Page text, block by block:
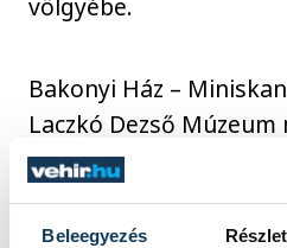
Beleegyezés
völgyébe.
Bakonyi Ház –
Laczkó Dezső
tornácos parasztház a
szabadtéri néprajzi
értékeket megőrizve új,